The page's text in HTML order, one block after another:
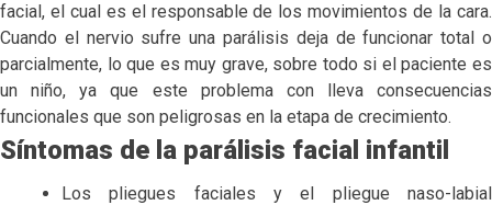
facial, el cual es el responsable de los movimientos de la cara.
Cuando el nervio sufre una parálisis deja de funcionar total o
parcialmente, lo que es muy grave, sobre todo si el paciente es
un niño, ya que este problema con lleva consecuencias
funcionales que son peligrosas en la etapa de crecimiento.
Síntomas de la parálisis facial infantil
Los pliegues faciales y el pliegue naso-labial